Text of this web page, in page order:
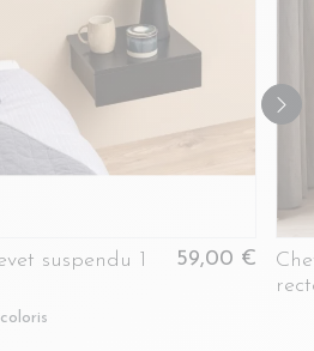
suspendu 1
59,00 €